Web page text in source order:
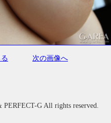
次の画像へ
G All rights reserved.